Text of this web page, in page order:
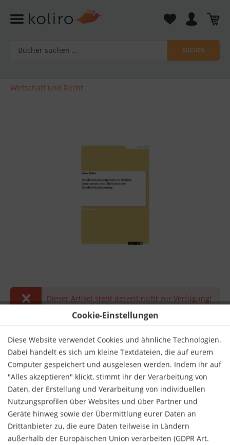
SUCHEN
Wirtschaft und Recht
Cookie-Einstellungen
Diese Website verwendet Cookies und ähnliche Technologien.
Dabei handelt es sich um kleine Textdateien, die auf eurem
Computer gespeichert und ausgelesen werden. Indem ihr auf
"Alles akzeptieren" klickt, stimmt ihr der Verarbeitung von
Daten, der Erstellung und Verarbeitung von individuellen
Nutzungsprofilen über Websites und über Partner und
Geräte hinweg sowie der Übermittlung eurer Daten an
Drittanbieter zu, die eure Daten teilweise in Ländern
außerhalb der Europäischen Union verarbeiten (GDPR Art.
Dieser Artikel steht derzeit nicht zur Verfügung!
inkl. MwSt. zzgl. Versandkosten
Derzeit nicht lieferbar.
Merken Bewerten